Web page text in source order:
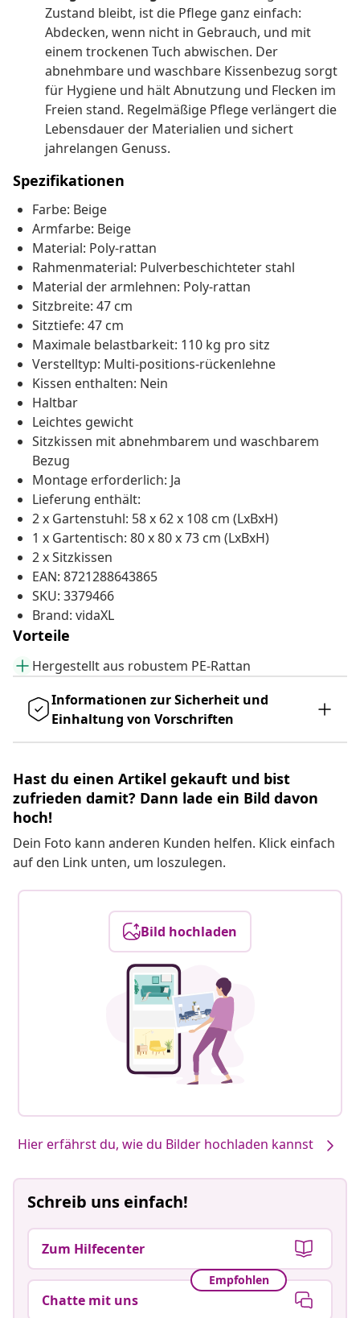
Zustand bleibt, ist die Pflege ganz einfach:
Abdecken, wenn nicht in Gebrauch, und mit
einem trockenen Tuch abwischen. Der
abnehmbare und waschbare Kissenbezug sorgt
für Hygiene und hält Abnutzung und Flecken im
Freien stand. Regelmäßige Pflege verlängert die
Lebensdauer der Materialien und sichert
jahrelangen Genuss.
Spezifikationen
Farbe: Beige
Armfarbe: Beige
Material: Poly-rattan
Rahmenmaterial: Pulverbeschichteter stahl
Material der armlehnen: Poly-rattan
Sitzbreite: 47 cm
Sitztiefe: 47 cm
Maximale belastbarkeit: 110 kg pro sitz
Verstelltyp: Multi-positions-rückenlehne
Kissen enthalten: Nein
Haltbar
Leichtes gewicht
Sitzkissen mit abnehmbarem und waschbarem
Bezug
Montage erforderlich: Ja
Lieferung enthält:
2 x Gartenstuhl: 58 x 62 x 108 cm (LxBxH)
1 x Gartentisch: 80 x 80 x 73 cm (LxBxH)
2 x Sitzkissen
EAN: 8721288643865
SKU: 3379466
Brand: vidaXL
Vorteile
Hergestellt aus robustem PE-Rattan
Informationen zur Sicherheit und
Einhaltung von Vorschriften
Hast du einen Artikel gekauft und bist
zufrieden damit? Dann lade ein Bild davon
hoch!
Dein Foto kann anderen Kunden helfen. Klick einfach
auf den Link unten, um loszulegen.
Bild hochladen
Unsere Produkte, von dir gestaltet #sharemevidaxl
Hier erfährst du, wie du Bilder hochladen kannst
Schreib uns einfach!
Zum Hilfecenter